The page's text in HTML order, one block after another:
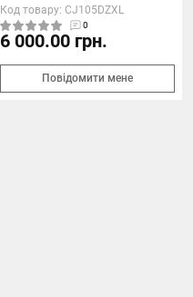
Код товару: CJ105DZXL
0
6 000.00 грн.
Повідомити мене